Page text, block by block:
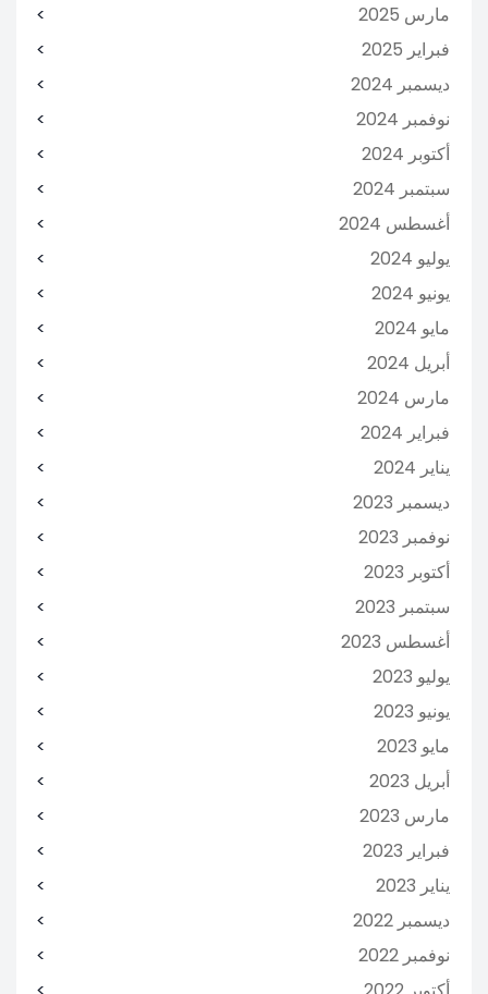
مارس 2025
فبراير 2025
ديسمبر 2024
نوفمبر 2024
أكتوبر 2024
سبتمبر 2024
أغسطس 2024
يوليو 2024
يونيو 2024
مايو 2024
أبريل 2024
مارس 2024
فبراير 2024
يناير 2024
ديسمبر 2023
نوفمبر 2023
أكتوبر 2023
سبتمبر 2023
أغسطس 2023
يوليو 2023
يونيو 2023
مايو 2023
أبريل 2023
مارس 2023
فبراير 2023
يناير 2023
ديسمبر 2022
نوفمبر 2022